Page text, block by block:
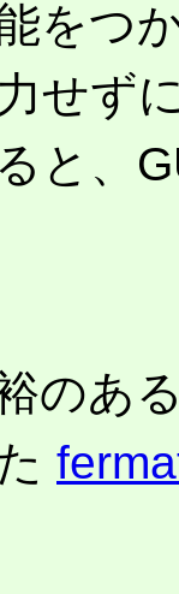
をつ
せず
と、
のあ